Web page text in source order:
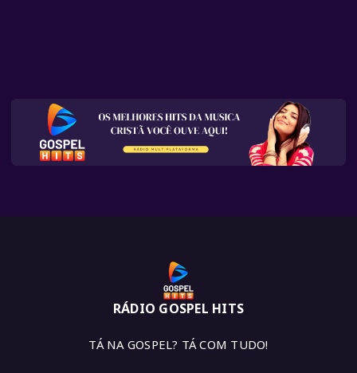
RÁDIO GOSPEL HITS
TÁ NA GOSPEL? TÁ COM TUDO!